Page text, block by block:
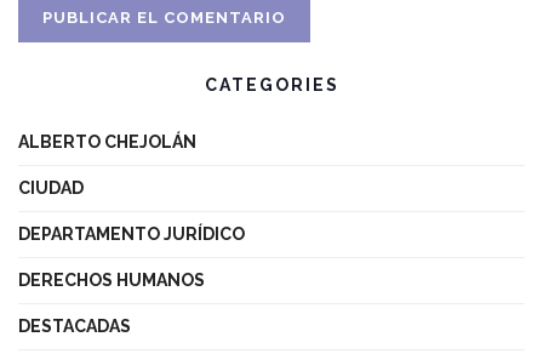
CATEGORIES
ALBERTO CHEJOLÁN
CIUDAD
DEPARTAMENTO JURÍDICO
DERECHOS HUMANOS
DESTACADAS